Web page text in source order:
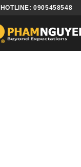
HOTLINE: 0905458548